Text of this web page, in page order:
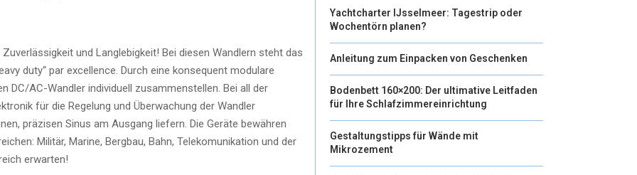
und Langlebigkeit! Bei diesen Wandlern steht das
duty“ par excellence. Durch eine konsequent modulare
DC/AC-Wandler individuell zusammenstellen. Bei all der
für die Regelung und Überwachung der Wandler
präzisen Sinus am Ausgang liefern. Die Geräte bewähren
Militär, Marine, Bergbau, Bahn, Telekomunikation und der
erwarten!
Yachtcharter IJsselmeer: Tagestrip oder
Wochentörn planen?
Anleitung zum Einpacken von Geschenken
Bodenbett 160×200: Der ultimative Leitfaden
für Ihre Schlafzimmereinrichtung
Gestaltungstipps für Wände mit
Mikrozement